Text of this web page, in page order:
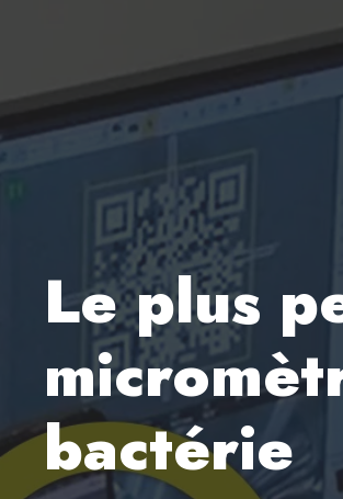
Le plus
bactérie